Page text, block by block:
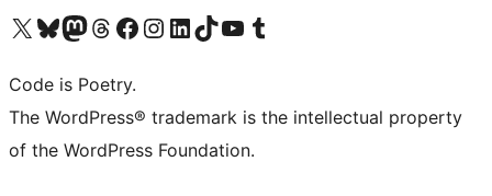
Navštivte náš účet na X (dříve Twitter)
Navštivte náš Bluesky účetNavštivte náš účet Mastodon
Navštivte náš Threads účetNavštivte naši stránku na Facebooku
Navštivte náš Instagram účetNavštivte náš LinkedIn účetNavštivte náš TikTok účetNavštivte náš YouTube kanálNavštivte náš Tumblr účet
Code is Poetry.
The WordPress® trademark is the intellectual property
of the WordPress Foundation.